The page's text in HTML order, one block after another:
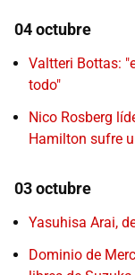
04 octubre
Valtteri Bottas:
todo"
Nico Rosberg
Hamilton sufre
03 octubre
Yasuhisa Arai,
Dominio de